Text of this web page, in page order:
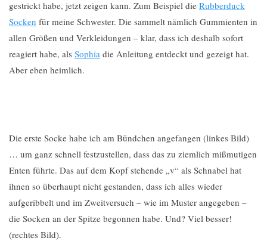
gestrickt habe, jetzt zeigen kann. Zum Beispiel die Rubberduck
Socken für meine Schwester. Die sammelt nämlich Gummienten in
allen Größen und Verkleidungen – klar, dass ich deshalb sofort
reagiert habe, als Sophia die Anleitung entdeckt und gezeigt hat.
Aber eben heimlich.
Die erste Socke habe ich am Bündchen angefangen (linkes Bild)
… um ganz schnell festzustellen, dass das zu ziemlich mißmutigen
Enten führte. Das auf dem Kopf stehende „v“ als Schnabel hat
ihnen so überhaupt nicht gestanden, dass ich alles wieder
aufgeribbelt und im Zweitversuch – wie im Muster angegeben –
die Socken an der Spitze begonnen habe. Und? Viel besser!
(rechtes Bild).